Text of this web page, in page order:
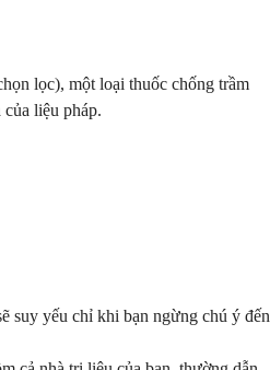
lọc), một loại thuốc chống trầm
liệu pháp.
suy yếu chỉ khi bạn ngừng chú ý đến